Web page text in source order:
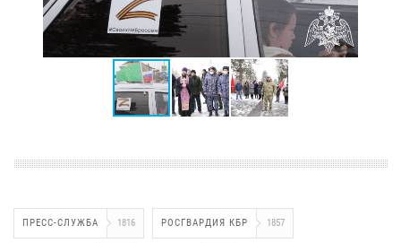
ПРЕСС-СЛУЖБА 1816 РОСГВАРДИЯ КБР 1857